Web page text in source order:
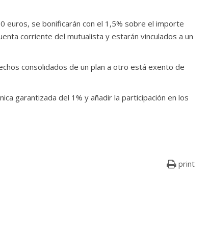
euros, se bonificarán con el 1,5% sobre el importe
corriente del mutualista y estarán vinculados a un
consolidados de un plan a otro está exento de
garantizada del 1% y añadir la participación en los
print